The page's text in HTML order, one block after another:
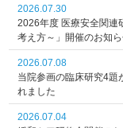
2026.07.30
2026年度 医療安全関連
考え方～」開催のお知
2026.07.08
当院参画の臨床研究4題
れました
2026.07.04